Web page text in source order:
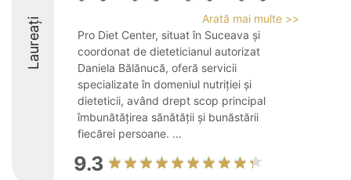
Laureați
Arată mai multe >>
Pro Diet Center, situat în Suceava și
coordonat de dieteticianul autorizat
Daniela Bălănucă, oferă servicii
specializate în domeniul nutriției și
dieteticii, având drept scop principal
îmbunătățirea sănătății și bunăstării
fiecărei persoane. ...
9.3